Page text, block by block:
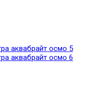
аквабрайт осмо 5
аквабрайт осмо 6